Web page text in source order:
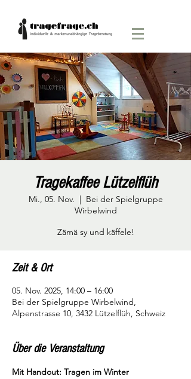
Tragekaffee Lützelflüh
Mi., 05. Nov.
  |
Bei der Spielgruppe
Wirbelwind
Zämä sy und käffele!
Zeit & Ort
05. Nov. 2025, 14:00 – 16:00
Bei der Spielgruppe Wirbelwind,
Alpenstrasse 10, 3432 Lützelflüh, Schweiz
Über die Veranstaltung
Mit Handout: Tragen im Winter